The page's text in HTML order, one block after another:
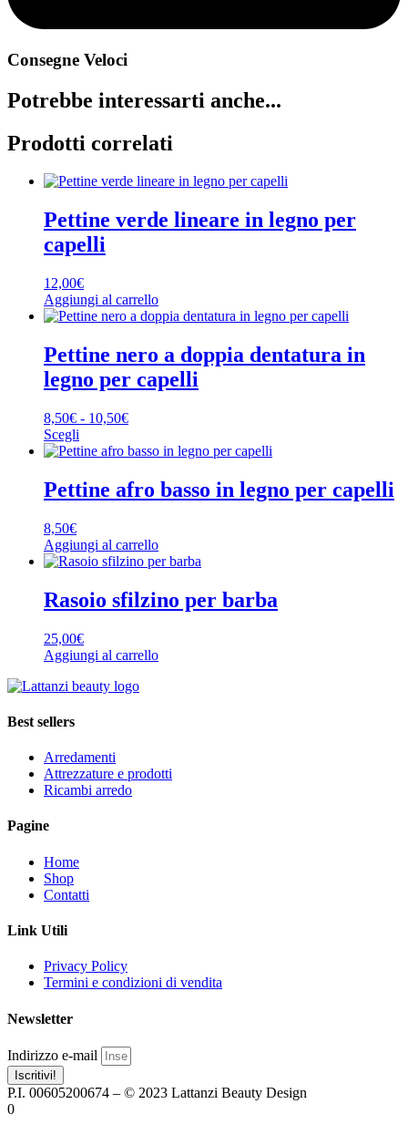
Consegne Veloci
Potrebbe interessarti anche...
Prodotti correlati
Pettine verde lineare in legno per
capelli
12,00€
Aggiungi al carrello
Pettine nero a doppia dentatura in
legno per capelli
8,50€ - 10,50€Fascia
prezzo:
8,50€
a
Scegli
Questo
ha
più
Le
opzioni
possono
scelte
nella
pagina
del
prodotto
Pettine afro basso in legno per capelli
8,50€
Aggiungi al carrello
Rasoio sfilzino per barba
25,00€
Aggiungi al carrello
Best sellers
Arredamenti
Attrezzature e prodotti
Ricambi arredo
Pagine
Home
Shop
Contatti
Link Utili
Privacy Policy
Termini e condizioni di vendita
Newsletter
Indirizzo e-mail
Iscritivi!
P.I. 00605200674 – © 2023 Lattanzi Beauty Design
0